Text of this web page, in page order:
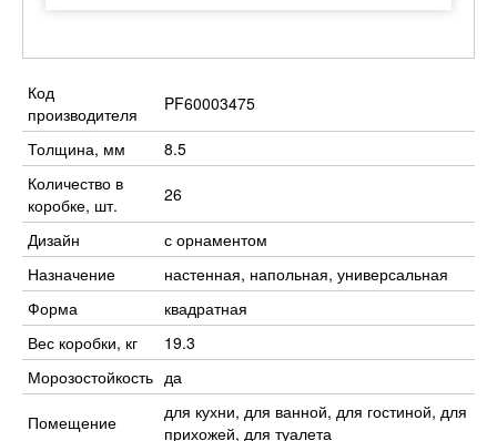
Код
производителя
PF60003475
Толщина, мм
8.5
Количество в
коробке, шт.
26
Дизайн
с орнаментом
Назначение
настенная, напольная, универсальная
Форма
квадратная
Вес коробки, кг
19.3
Морозостойкость да
Помещение
для кухни, для ванной, для гостиной, для
прихожей, для туалета